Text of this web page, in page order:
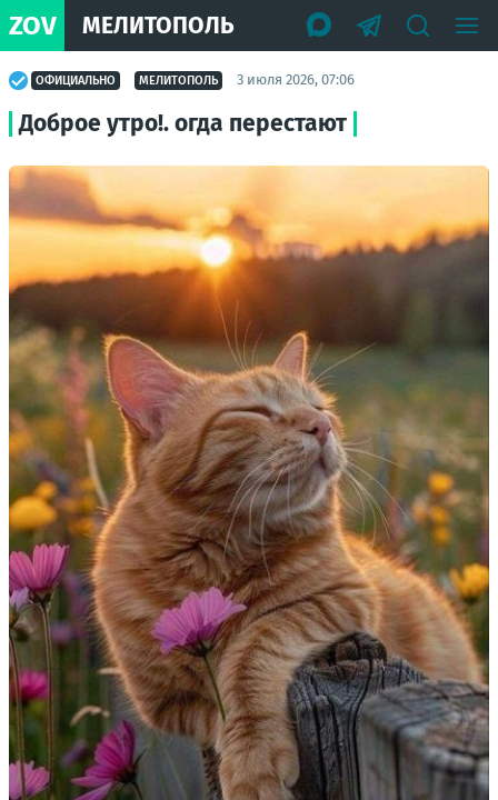
ZOV МЕЛИТОПОЛЬ
ОФИЦИАЛЬНО МЕЛИТОПОЛЬ 3 июля 2026, 07:06
Доброе утро!. огда перестают